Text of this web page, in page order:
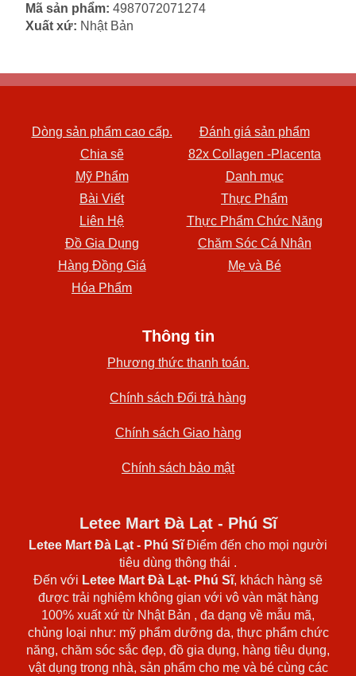
Mã sản phẩm: 4987072071274
Xuất xứ: Nhật Bản
Dòng sản phẩm cao cấp.
Đánh giá sản phẩm
Chia sẽ
82x Collagen -Placenta
Mỹ Phẩm
Danh mục
Bài Viết
Thực Phẩm
Liên Hệ
Thực Phẩm Chức Năng
Đồ Gia Dụng
Chăm Sóc Cá Nhân
Hàng Đồng Giá
Mẹ và Bé
Hóa Phẩm
Thông tin
Phương thức thanh toán.
Chính sách Đổi trả hàng
Chính sách Giao hàng
Chính sách bảo mật
Letee Mart Đà Lạt - Phú Sĩ
Letee Mart Đà Lạt - Phú SĩĐiểm đến cho mọi người
tiêu dùng thông thái .
Đến với Letee Mart Đà Lạt- Phú Sĩ, khách hàng sẽ
được trải nghiệm không gian với vô vàn mặt hàng
100% xuất xứ từ Nhật Bản , đa dạng về mẫu mã,
chủng loại như: mỹ phẩm dưỡng da, thực phẩm chức
năng, chăm sóc sắc đẹp, đồ gia dụng, hàng tiêu dụng,
vật dụng trong nhà, sản phẩm cho mẹ và bé cùng các